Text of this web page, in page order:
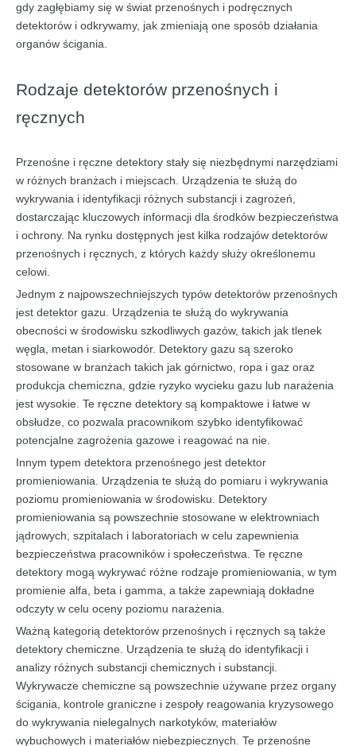
gdy zagłębiamy się w świat przenośnych i podręcznych
detektorów i odkrywamy, jak zmieniają one sposób działania
organów ścigania.
Rodzaje detektorów przenośnych i
ręcznych
Przenośne i ręczne detektory stały się niezbędnymi narzędziami
w różnych branżach i miejscach. Urządzenia te służą do
wykrywania i identyfikacji różnych substancji i zagrożeń,
dostarczając kluczowych informacji dla środków bezpieczeństwa
i ochrony. Na rynku dostępnych jest kilka rodzajów detektorów
przenośnych i ręcznych, z których każdy służy określonemu
celowi.
Jednym z najpowszechniejszych typów detektorów przenośnych
jest detektor gazu. Urządzenia te służą do wykrywania
obecności w środowisku szkodliwych gazów, takich jak tlenek
węgla, metan i siarkowodór. Detektory gazu są szeroko
stosowane w branżach takich jak górnictwo, ropa i gaz oraz
produkcja chemiczna, gdzie ryzyko wycieku gazu lub narażenia
jest wysokie. Te ręczne detektory są kompaktowe i łatwe w
obsłudze, co pozwala pracownikom szybko identyfikować
potencjalne zagrożenia gazowe i reagować na nie.
Innym typem detektora przenośnego jest detektor
promieniowania. Urządzenia te służą do pomiaru i wykrywania
poziomu promieniowania w środowisku. Detektory
promieniowania są powszechnie stosowane w elektrowniach
jądrowych, szpitalach i laboratoriach w celu zapewnienia
bezpieczeństwa pracowników i społeczeństwa. Te ręczne
detektory mogą wykrywać różne rodzaje promieniowania, w tym
promienie alfa, beta i gamma, a także zapewniają dokładne
odczyty w celu oceny poziomu narażenia.
Ważną kategorią detektorów przenośnych i ręcznych są także
detektory chemiczne. Urządzenia te służą do identyfikacji i
analizy różnych substancji chemicznych i substancji.
Wykrywacze chemiczne są powszechnie używane przez organy
ścigania, kontrole graniczne i zespoły reagowania kryzysowego
do wykrywania nielegalnych narkotyków, materiałów
wybuchowych i materiałów niebezpiecznych. Te przenośne